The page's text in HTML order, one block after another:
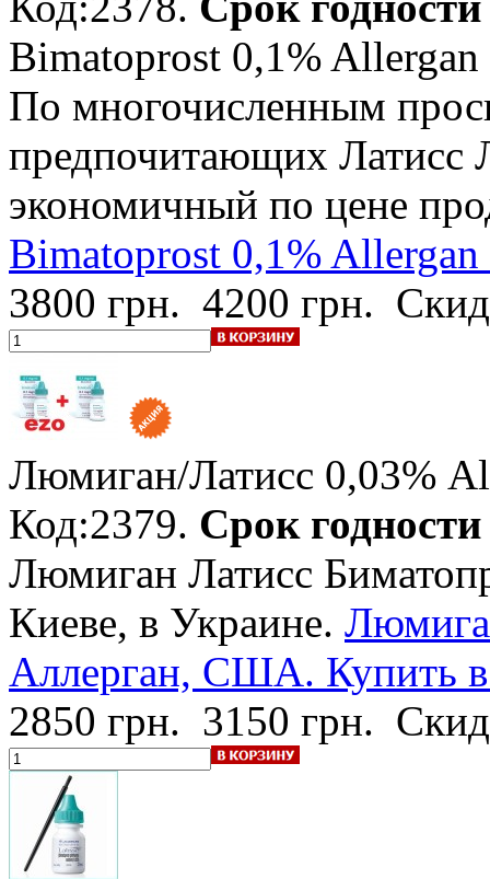
Bimatoprost 0,1%
По многочисленным
предпочитающих
экономичный по цене
Bimatoprost 0,1%
3800 грн. 4200 грн.
Люмиган/Латисс 0,03%
Код:2379. Срок
Люмиган Латисс
Киеве, в Украине.
Аллерган, США. Купить
2850 грн. 3150 грн.